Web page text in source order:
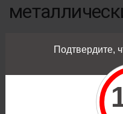
Подтвердите,